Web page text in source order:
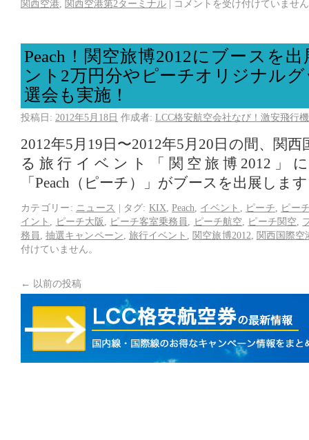
関西空港 関西空港第2ターミナル コメントを受け付けていませ
Peach！関空旅博2012にブースを
ント2万円分やピーチオリジナル
選会も実施！
投稿日: 2012年5月18日 作成者: LCC格安航空会社なび！激安飛行
2012年5月19日〜2012年5月20日の間、関
る旅行イベント「関空旅博2012」
「Peach（ピーチ）」がブースを出展しま
カテゴリー: ニュース | タグ: KIX ,Peach イベント ピーチ
ピー
イント
ピーチ大阪 ピーチ客室乗務員 ピーチ航空 ピーチ関空
務員
,抽選キャンペーン 旅行イベント 関空旅博2012
関西国際空
付けていません。
← 以前の投稿